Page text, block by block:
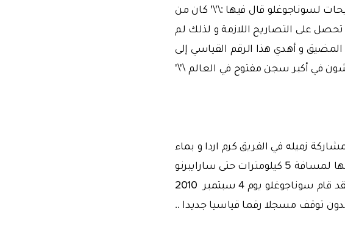
لسوناجوغلو قال فيها :\'\' كان من
على التصاريح اللازمة و لذلك لم
و أهدي هذا الرقم القياسي إلى
في أكبر سجن مفتوح في العالم \'\'
القومي ألبر سوناجوغلو بتاريخ 26 ديسمبر 2010 و بمشاركة زميله في الفريق كرم اردا و بماء
بارد جدا يبلغ درجتين فقط بمرافقة سفينة مافي مرمرة سباحة أمامها لمسافة 5 كيلومترات حتى سارايبرنو
في بحر مرمرة بعد عودتها الى إسطنبول , و بالإضافة إلى ذلك فقد قام سوناجوغلو يوم 4 سبتمبر 2010